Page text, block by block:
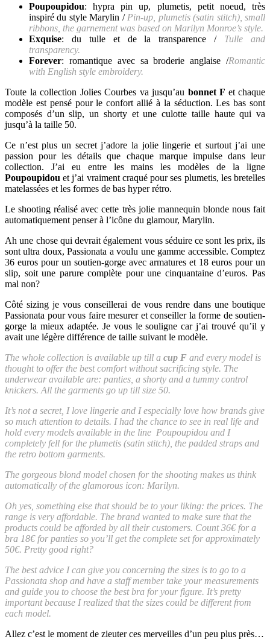
Poupoupidou: hypra pin up, plumetis, petit noeud, très
inspiré du style Marylin / Pin-up, plumetis (satin stitch), small
ribbons, the garnement was based on Marilyn Monroe’s style.
Exquise: du tulle et de la transparence /Tulle and
transparency.
Forever: romantique avec sa broderie anglaise /Romantic
with English style embroidery.
Toute la collection Jolies Courbes va jusqu’au bonnet F et chaque
modèle est pensé pour le confort allié à la séduction. Les bas sont
composés d’un slip, un shorty et une culotte taille haute qui va
jusqu’à la taille 50.
Ce n’est plus un secret j’adore la jolie lingerie et surtout j’ai une
passion pour les détails que chaque marque impulse dans leur
collection. J’ai eu entre les mains les modèles de la ligne
Poupoupidou et j’ai vraiment craqué pour ses plumetis, les bretelles
matelassées et les formes de bas hyper rétro.
Le shooting réalisé avec cette très jolie mannequin blonde nous fait
automatiquement penser à l’icône du glamour, Marylin.
Ah une chose qui devrait également vous séduire ce sont les prix, ils
sont ultra doux, Passionata a voulu une gamme accessible. Comptez
36 euros pour un soutien-gorge avec armatures et 18 euros pour un
slip, soit une parure complète pour une cinquantaine d’euros. Pas
mal non?
Côté sizing je vous conseillerai de vous rendre dans une boutique
Passionata pour vous faire mesurer et conseiller la forme de soutien-
gorge la mieux adaptée. Je vous le souligne car j’ai trouvé qu’il y
avait une légère différence de taille suivant le modèle.
The whole collection is available up till a cup F and every model is
thought to offer the best comfort without sacrificing style. The
underwear available are: panties, a shorty and a tummy control
knickers. All the garments go up till size 50.
It’s not a secret, I love lingerie and I especially love how brands give
so much attention to details. I had the chance to see in real life and
hold every models available in the line Poupoupidou and I
completely fell for the plumetis (satin stitch), the padded straps and
the retro bottom garments.
The gorgeous blond model chosen for the shooting makes us think
automatically of the glamorous icon: Marilyn.
Oh yes, something else that should be to your liking: the prices. The
range is very affordable. The brand wanted to make sure that the
products could be afforded by all their customers. Count 36€ for a
bra 18€ for panties so you’ll get the complete set for approximately
50€. Pretty good right?
The best advice I can give you concerning the sizes is to go to a
Passionata shop and have a staff member take your measurements
and guide you to choose the best bra for your figure. It’s pretty
important because I realized that the sizes could be different from
each model.
Allez c’est le moment de zieuter ces merveilles d’un peu plus près…